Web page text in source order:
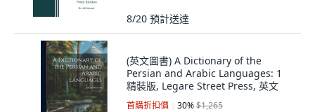
8/20 預計送達
(英文圖書) A Dictionary of the
Persian and Arabic Languages: 1
精裝版, Legare Street Press, 英文
首購折扣價 30%$1,265